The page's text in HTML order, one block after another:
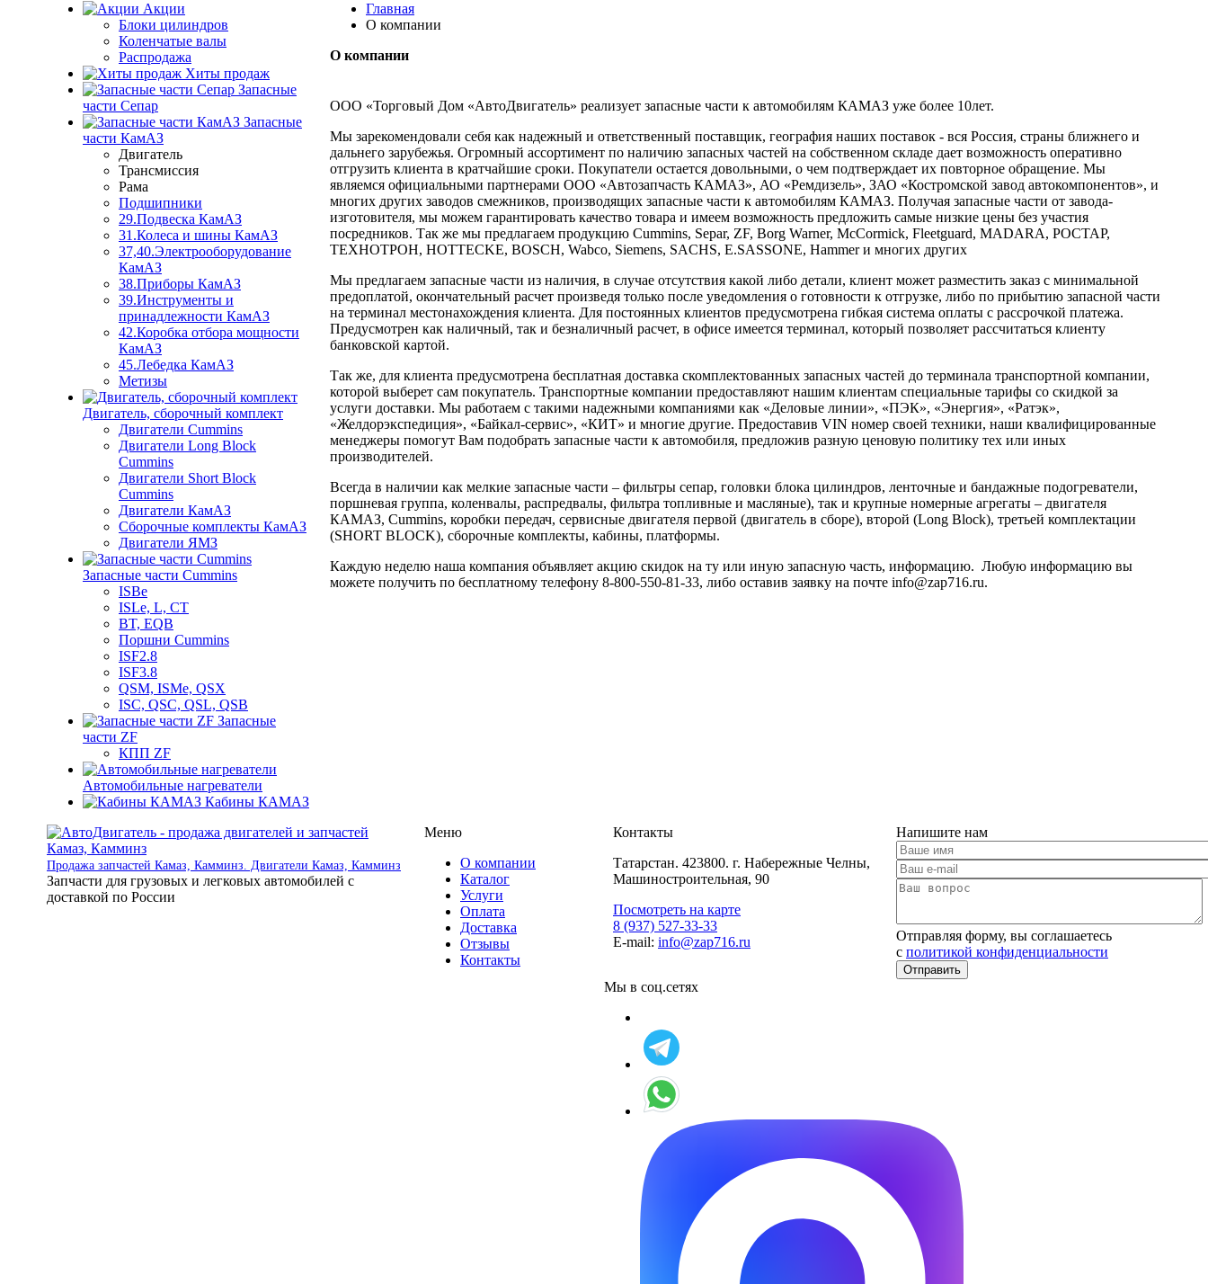
Акции
Блоки цилиндров
Коленчатые валы
Распродажа
Хиты продаж
Запасные
части Сепар
Запасные
части КамАЗ
Двигатель
Трансмиссия
Рама
Подшипники
29.Подвеска КамАЗ
31.Колеса и шины КамАЗ
37,40.Электрооборудование
КамАЗ
38.Приборы КамАЗ
39.Инструменты и
принадлежности КамАЗ
42.Коробка отбора мощности
КамАЗ
45.Лебедка КамАЗ
Метизы
Двигатель, сборочный комплект
Двигатели Cummins
Двигатели Long Bloсk
Cummins
Двигатели Short Bloсk
Cummins
Двигатели КамАЗ
Сборочные комплекты КамАЗ
Двигатели ЯМЗ
Запасные части Cummins
ISBe
ISLe, L, CT
BT, EQB
Поршни Cummins
ISF2.8
ISF3.8
QSM, ISMe, QSX
ISC, QSC, QSL, QSB
Запасные
части ZF
КПП ZF
Автомобильные нагреватели
Кабины КАМАЗ
Главная
О компании
О компании
ООО «Торговый Дом «АвтоДвигатель» реализует запасные части к автомобилям КАМАЗ уже более 10лет.
Мы зарекомендовали себя как надежный и ответственный поставщик, география наших поставок - вся Россия, страны ближнего и
дальнего зарубежья. Огромный ассортимент по наличию запасных частей на собственном складе дает возможность оперативно
отгрузить клиента в кратчайшие сроки. Покупатели остается довольными, о чем подтверждает их повторное обращение. Мы
являемся официальными партнерами ООО «Автозапчасть КАМАЗ», АО «Ремдизель», ЗАО «Костромской завод автокомпонентов», и
многих других заводов смежников, производящих запасные части к автомобилям КАМАЗ. Получая запасные части от завода-
изготовителя, мы можем гарантировать качество товара и имеем возможность предложить самые низкие цены без участия
посредников. Так же мы предлагаем продукцию Сummins, Separ, ZF, Borg Warner, McCormick, Fleetguard, MADARA, РОСТАР,
ТЕХНОТРОН, HOTTECKE, BOSCH, Wabco, Siemens, SACHS, E.SASSONE, Hammer и многих других
Мы предлагаем запасные части из наличия, в случае отсутствия какой либо детали, клиент может разместить заказ с минимальной
предоплатой, окончательный расчет произведя только после уведомления о готовности к отгрузке, либо по прибытию запасной части
на терминал местонахождения клиента. Для постоянных клиентов предусмотрена гибкая система оплаты с рассрочкой платежа.
Предусмотрен как наличный, так и безналичный расчет, в офисе имеется терминал, который позволяет рассчитаться клиенту
банковской картой.
Так же, для клиента предусмотрена бесплатная доставка скомплектованных запасных частей до терминала транспортной компании,
которой выберет сам покупатель. Транспортные компании предоставляют нашим клиентам специальные тарифы со скидкой за
услуги доставки. Мы работаем с такими надежными компаниями как «Деловые линии», «ПЭК», «Энергия», «Ратэк»,
«Желдорэкспедиция», «Байкал-сервис», «КИТ» и многие другие. Предоставив VIN номер своей техники, наши квалифицированные
менеджеры помогут Вам подобрать запасные части к автомобиля, предложив разную ценовую политику тех или иных
производителей.
Всегда в наличии как мелкие запасные части – фильтры сепар, головки блока цилиндров, ленточные и бандажные подогреватели,
поршневая группа, коленвалы, распредвалы, фильтра топливные и масляные), так и крупные номерные агрегаты – двигателя
КАМАЗ, Сummins, коробки передач, сервисные двигателя первой (двигатель в сборе), второй (Long Block), третьей комплектации
(SHORT BLOCK), сборочные комплекты, кабины, платформы.
Каждую неделю наша компания объявляет акцию скидок на ту или иную запасную часть, информацию. Любую информацию вы
можете получить по бесплатному телефону 8-800-550-81-33, либо оставив заявку на почте info@zap716.ru.
Продажа запчастей Камаз, Камминз. Двигатели Камаз, Камминз
Запчасти для грузовых и легковых автомобилей с
доставкой по России
Меню
О компании
Каталог
Услуги
Оплата
Доставка
Отзывы
Контакты
Контакты
Татарстан. 423800. г. Набережные Челны,
Машиностроительная, 90
Посмотреть на карте
8 (937) 527-33-33
E-mail: info@zap716.ru
Напишите нам
Отправляя форму, вы соглашаетесь
c политикой конфиденциальности
Мы в соц.сетях